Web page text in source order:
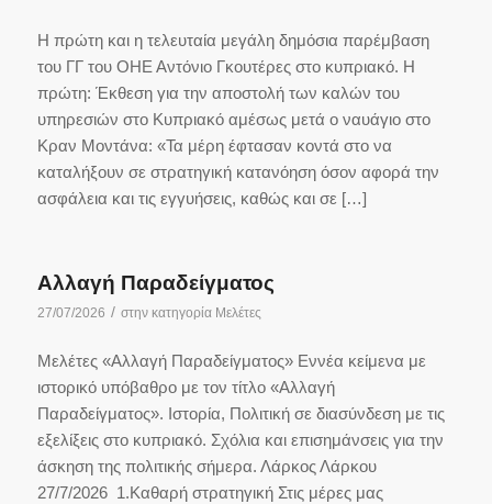
Η πρώτη και η τελευταία μεγάλη δημόσια παρέμβαση
του ΓΓ του ΟΗΕ Αντόνιο Γκουτέρες στο κυπριακό. Η
πρώτη: Έκθεση για την αποστολή των καλών του
υπηρεσιών στο Κυπριακό αμέσως μετά ο ναυάγιο στο
Κραν Μοντάνα: «Τα μέρη έφτασαν κοντά στο να
καταλήξουν σε στρατηγική κατανόηση όσον αφορά την
ασφάλεια και τις εγγυήσεις, καθώς και σε […]
Αλλαγή Παραδείγματος
27/07/2026 / στην κατηγορία Μελέτες
Μελέτες «Αλλαγή Παραδείγματος» Εννέα κείμενα με
ιστορικό υπόβαθρο με τον τίτλο «Αλλαγή
Παραδείγματος». Ιστορία, Πολιτική σε διασύνδεση με τις
εξελίξεις στο κυπριακό. Σχόλια και επισημάνσεις για την
άσκηση της πολιτικής σήμερα. Λάρκος Λάρκου
27/7/2026 1.Καθαρή στρατηγική Στις μέρες μας